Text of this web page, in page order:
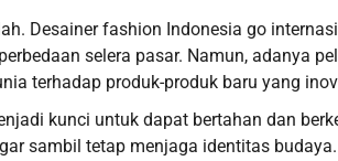
Desainer fashion Indonesia go
selera pasar. Namun, adanya
terhadap produk-produk baru yang
kunci untuk dapat bertahan dan
sambil tetap menjaga identitas